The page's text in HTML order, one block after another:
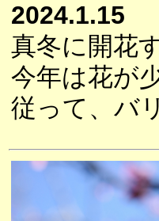
2024.1.15
真冬に開花
今年は花が
従って、バ